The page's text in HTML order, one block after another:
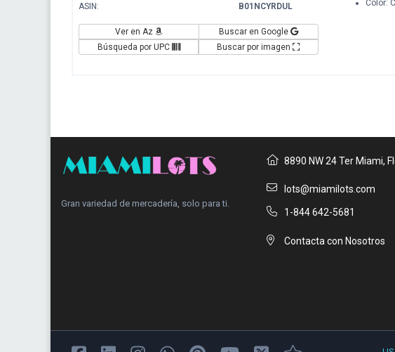
ASIN: B01NCYRDUL
Ver en Az
Buscar en Google
Búsqueda por UPC
Buscar por imagen
Color:
Gran variedad de mercadería, solo para ti.
8890 NW 24 Ter Miami,
lots@miamilots.com
1-844 642-5681
Contacta con Nosotros